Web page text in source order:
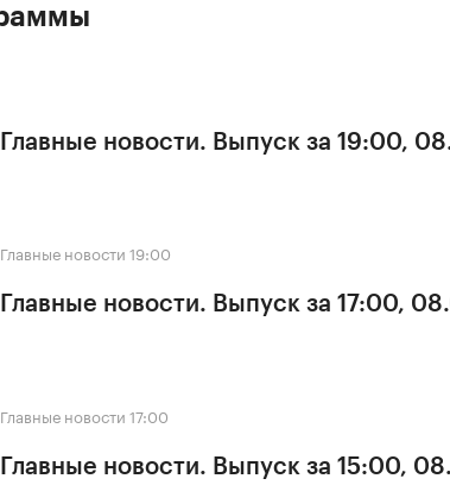
Главные новости. Выпуск за 19:00,
Главные новости 19:00
Главные новости. Выпуск за 17:00,
Главные новости 17:00
Главные новости. Выпуск за 15:00,